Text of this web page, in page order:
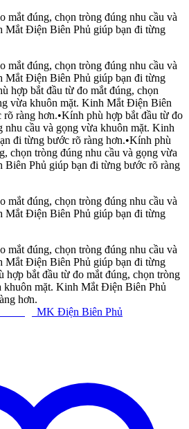
mắt đúng, chọn tròng đúng nhu cầu và
Mắt Điện Biên Phủ giúp bạn đi từng
mắt đúng, chọn tròng đúng nhu cầu và
Mắt Điện Biên Phủ giúp bạn đi từng
hợp bắt đầu từ đo mắt đúng, chọn
vừa khuôn mặt. Kinh Mắt Điện Biên
rõ ràng hơn.•Kính phù hợp bắt đầu từ đo
nhu cầu và gọng vừa khuôn mặt. Kinh
đi từng bước rõ ràng hơn.•Kính phù
chọn tròng đúng nhu cầu và gọng vừa
Phủ giúp bạn đi từng bước rõ ràng
mắt đúng, chọn tròng đúng nhu cầu và
Mắt Điện Biên Phủ giúp bạn đi từng
mắt đúng, chọn tròng đúng nhu cầu và
Mắt Điện Biên Phủ giúp bạn đi từng
hợp bắt đầu từ đo mắt đúng, chọn tròng
khuôn mặt. Kinh Mắt Điện Biên Phủ
hơn.
MK Điện Biên Phủ